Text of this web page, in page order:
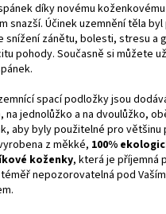
díky novému
snazší. Účinek uzemnění těla
snížení zánětu, bolesti, stresu a
pohody. Současně si můžete
spací podložky jsou
na jednolůžko a na dvoulůžko,
aby byly použitelné pro většinu
z měkké, 100%
koženky, která je příjemná
nepozorovatelná pod